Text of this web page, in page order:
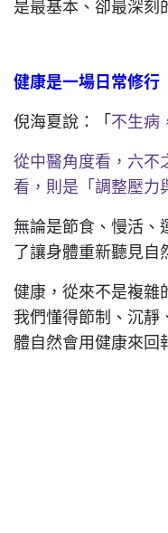
是最基本、卻最深刻
健康是一場日常修行
倪海夏說：「不生病
從中醫角度看，六不
看，則是「調整壓力
無論是節食、慢活、
了讓身體重新聽見自
健康，從來不是複雜
我們懂得節制、沉靜
體自然會用健康來回